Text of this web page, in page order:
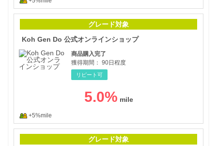
グレード対象
Koh Gen Do 公式オンラインショップ
商品購入完了
獲得期間： 90日程度
リピート可
5.0%
+5%mile
グレード対象